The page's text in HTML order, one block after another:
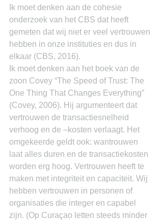
Ik moet denken aan de cohesie
onderzoek van het CBS dat heeft
gemeten dat wij niet er veel vertrouwen
hebben in onze instituties en dus in
elkaar (CBS, 2016).
Ik moet denken aan het boek van de
zoon Covey “The Speed of Trust: The
One Thing That Changes Everything”
(Covey, 2006). Hij argumenteert dat
vertrouwen de transactiesnelheid
verhoog en de –kosten verlaagt. Het
omgekeerde geldt ook: wantrouwen
laat alles duren en de transactiekosten
worden erg hoog. Vertrouwen heeft te
maken met integriteit en capaciteit. Wij
hebben vertrouwen in personen of
organisaties die integer en capabel
zijn. (Op Curaçao letten steeds minder